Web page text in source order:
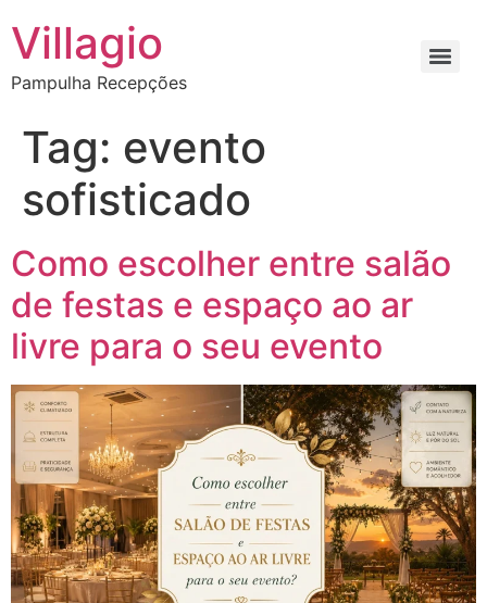
Villagio
Pampulha Recepções
Tag: evento
sofisticado
Como escolher entre salão
de festas e espaço ao ar
livre para o seu evento